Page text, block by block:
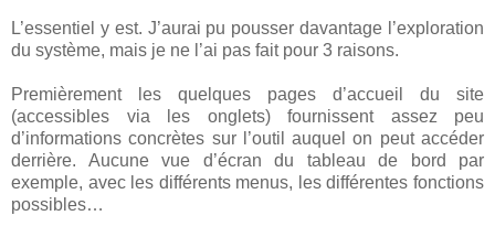
L’essentiel y est. J’aurai pu pousser davantage l’exploration
du système, mais je ne l’ai pas fait pour 3 raisons.
Premièrement les quelques pages d’accueil du site
(accessibles via les onglets) fournissent assez peu
d’informations concrètes sur l’outil auquel on peut accéder
derrière. Aucune vue d’écran du tableau de bord par
exemple, avec les différents menus, les différentes fonctions
possibles…